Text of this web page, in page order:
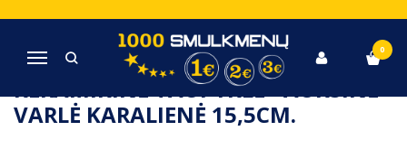
Navigacija
0
Pagrindinis
Statulėlės, suvenyrai, vazos
KERAMIKINĖ TAUPYKLĖ - AUKSINĖ VARLĖ KARALIENĖ 15,5cm.
KERAMIKINĖ TAUPYKLĖ - AUKSINĖ
VARLĖ KARALIENĖ 15,5CM.